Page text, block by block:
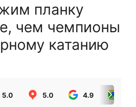
планку
чем чемпионы
катанию
5.0 5.0 4.9